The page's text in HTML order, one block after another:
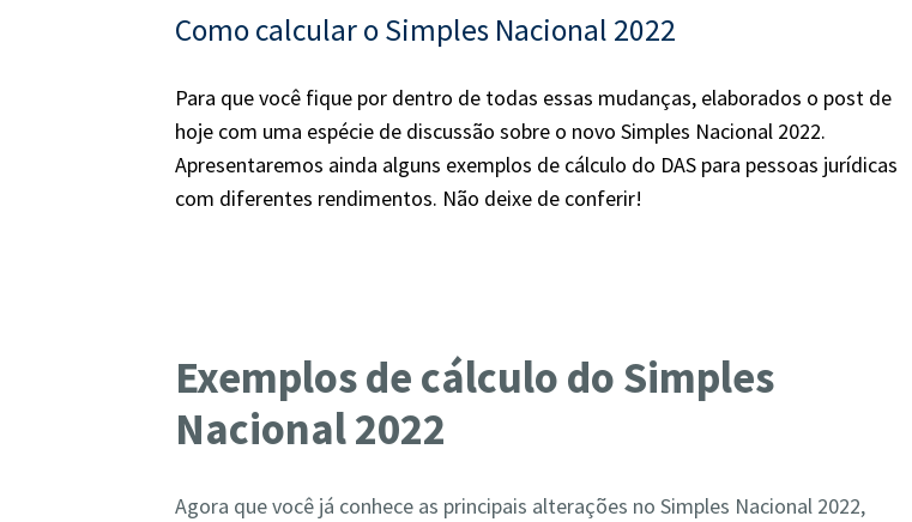
Como calcular o Simples Nacional 2022
Para que você fique por dentro de todas essas mudanças, elaborados o post de
hoje com uma espécie de discussão sobre o novo Simples Nacional 2022.
Apresentaremos ainda alguns exemplos de cálculo do DAS para pessoas jurídicas
com diferentes rendimentos. Não deixe de conferir!
Exemplos de cálculo do Simples
Nacional 2022
Agora que você já conhece as principais alterações no Simples Nacional 2022,